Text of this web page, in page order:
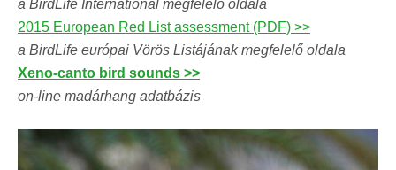
a BirdLife International megfelelő oldala
2015 European Red List assessment (PDF) >>
a BirdLife európai Vörös Listájának megfelelő oldala
Xeno-canto bird sounds >>
on-line madárhang adatbázis